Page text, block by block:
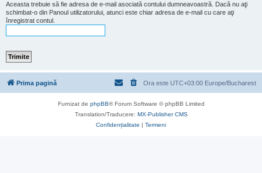
Aceasta trebuie să fie adresa de e-mail asociată contului dumneavoastră. Dacă nu aţi
schimbat-o din Panoul utilizatorului, atunci este chiar adresa de e-mail cu care aţi
înregistrat contul.
Prima pagină Ora este UTC+03:00 Europe/Bucharest
Furnizat de phpBB® Forum Software © phpBB Limited
Translation/Traducere: MX-Publisher CMS
Confidențialitate | Termeni